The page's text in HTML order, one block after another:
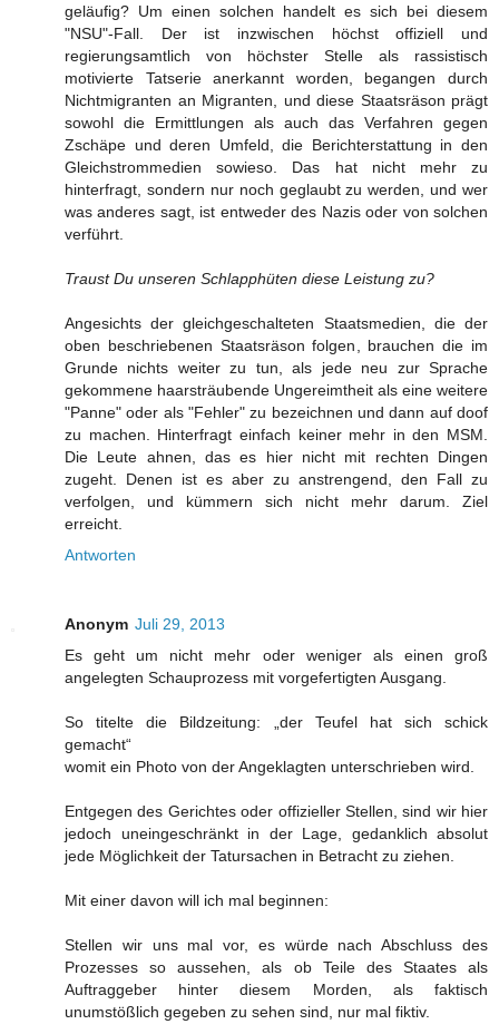
geläufig? Um einen solchen handelt es sich bei diesem
"NSU"-Fall. Der ist inzwischen höchst offiziell und
regierungsamtlich von höchster Stelle als rassistisch
motivierte Tatserie anerkannt worden, begangen durch
Nichtmigranten an Migranten, und diese Staatsräson prägt
sowohl die Ermittlungen als auch das Verfahren gegen
Zschäpe und deren Umfeld, die Berichterstattung in den
Gleichstrommedien sowieso. Das hat nicht mehr zu
hinterfragt, sondern nur noch geglaubt zu werden, und wer
was anderes sagt, ist entweder des Nazis oder von solchen
verführt.
Traust Du unseren Schlapphüten diese Leistung zu?
Angesichts der gleichgeschalteten Staatsmedien, die der
oben beschriebenen Staatsräson folgen, brauchen die im
Grunde nichts weiter zu tun, als jede neu zur Sprache
gekommene haarsträubende Ungereimtheit als eine weitere
"Panne" oder als "Fehler" zu bezeichnen und dann auf doof
zu machen. Hinterfragt einfach keiner mehr in den MSM.
Die Leute ahnen, das es hier nicht mit rechten Dingen
zugeht. Denen ist es aber zu anstrengend, den Fall zu
verfolgen, und kümmern sich nicht mehr darum. Ziel
erreicht.
Antworten
Anonym Juli 29, 2013
Es geht um nicht mehr oder weniger als einen groß
angelegten Schauprozess mit vorgefertigten Ausgang.
So titelte die Bildzeitung: „der Teufel hat sich schick
gemacht“
womit ein Photo von der Angeklagten unterschrieben wird.
Entgegen des Gerichtes oder offizieller Stellen, sind wir hier
jedoch uneingeschränkt in der Lage, gedanklich absolut
jede Möglichkeit der Tatursachen in Betracht zu ziehen.
Mit einer davon will ich mal beginnen:
Stellen wir uns mal vor, es würde nach Abschluss des
Prozesses so aussehen, als ob Teile des Staates als
Auftraggeber hinter diesem Morden, als faktisch
unumstößlich gegeben zu sehen sind, nur mal fiktiv.